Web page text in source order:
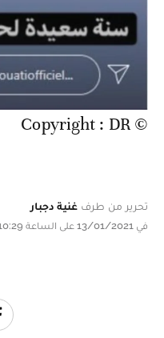
© Copyright : DR
تحرير من طرف غنية دجبار
في 13/01/2021 على الساعة 10:29